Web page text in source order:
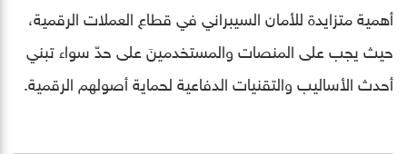
أهمية متزايدة للأمان السيبراني في قطاع العملات الرقمية،
حيث يجب على المنصات والمستخدمينَ على حدّ سواء تبني
أحدث الأساليب والتقنيات الدفاعية لحماية أصولهم الرقمية.